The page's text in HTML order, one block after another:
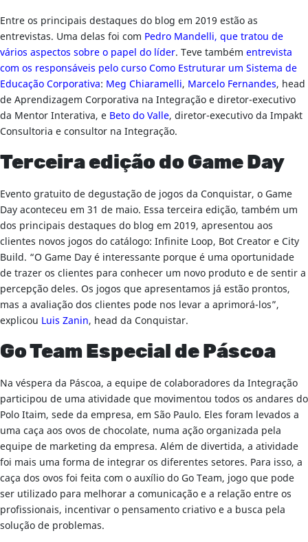
Entre os principais destaques do blog em 2019 estão as
entrevistas. Uma delas foi com Pedro Mandelli, que tratou de
vários aspectos sobre o papel do líder. Teve também entrevista
com os responsáveis pelo curso Como Estruturar um Sistema de
Educação Corporativa: Meg Chiaramelli, Marcelo Fernandes, head
de Aprendizagem Corporativa na Integração e diretor-executivo
da Mentor Interativa, e Beto do Valle, diretor-executivo da Impakt
Consultoria e consultor na Integração.
Terceira edição do Game Day
Evento gratuito de degustação de jogos da Conquistar, o Game
Day aconteceu em 31 de maio. Essa terceira edição, também um
dos principais destaques do blog em 2019, apresentou aos
clientes novos jogos do catálogo: Infinite Loop, Bot Creator e City
Build. “O Game Day é interessante porque é uma oportunidade
de trazer os clientes para conhecer um novo produto e de sentir a
percepção deles. Os jogos que apresentamos já estão prontos,
mas a avaliação dos clientes pode nos levar a aprimorá-los”,
explicou Luis Zanin, head da Conquistar.
Go Team Especial de Páscoa
Na véspera da Páscoa, a equipe de colaboradores da Integração
participou de uma atividade que movimentou todos os andares do
Polo Itaim, sede da empresa, em São Paulo. Eles foram levados a
uma caça aos ovos de chocolate, numa ação organizada pela
equipe de marketing da empresa. Além de divertida, a atividade
foi mais uma forma de integrar os diferentes setores. Para isso, a
caça dos ovos foi feita com o auxílio do Go Team, jogo que pode
ser utilizado para melhorar a comunicação e a relação entre os
profissionais, incentivar o pensamento criativo e a busca pela
solução de problemas.